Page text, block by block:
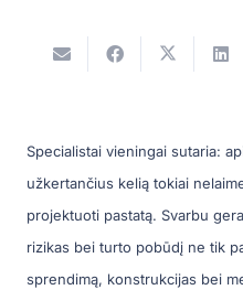
Specialistai vieningai sutaria:
užkertančius kelią tokiai
projektuoti pastatą. Svarbu
rizikas bei turto pobūdį ne tik
sprendimą, konstrukcijas bei